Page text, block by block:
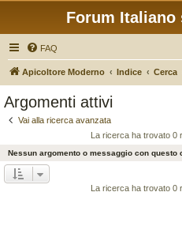
Forum
FAQ
Apicoltore Moderno Indice Cerca
Argomenti attivi
Vai alla ricerca avanzata
La ricerca ha trovato 0
Nessun argomento o messaggio con questo
La ricerca ha trovato 0